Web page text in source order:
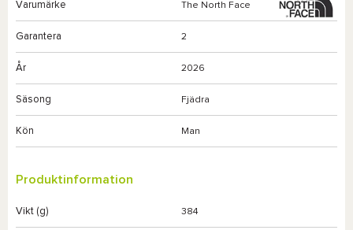
Varumärke The North Face
Garantera 2
År 2026
Säsong Fjädra
Kön Man
Produktinformation
Vikt (g) 384